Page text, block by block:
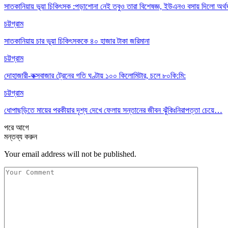
সাতকানিয়ায় ভূয়া চিকিৎসক :পড়াশোনা নেই তবুও তারা বিশেষজ্ঞ, ইউএনও বসায় দিলো
চট্টগ্রাম
সাতকানিয়ায় চার ভুয়া চিকিৎসককে ৪০ হাজার টাকা জরিমানা
চট্টগ্রাম
দোহাজারী-কক্সবাজার ট্রেনের গতি ঘণ্টায় ১০০ কিলোমিটার, চলে ৮০কি:মি:
চট্টগ্রাম
ধোপাছড়িতে মায়ের পরকীয়ার দৃশ্য দেখে ফেলায় সন্তানের জীবন ঝুঁকিঃনিরাপত্তা চেয়ে…
পরেআগে
মন্তব্য করুন
Your email address will not be published.